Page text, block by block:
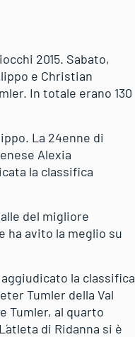
2015. Sabato,
e Christian
In totale erano 130
La 24enne di
Alexia
la classifica
del migliore
ha avito la meglio su
la classifica
Tumler della Val
Tumler, al quarto
di Ridanna si è